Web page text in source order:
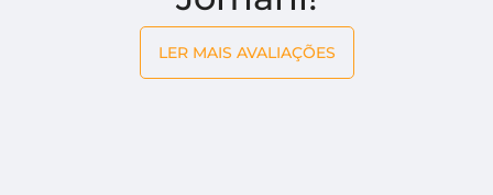
LER MAIS AVALIAÇÕES